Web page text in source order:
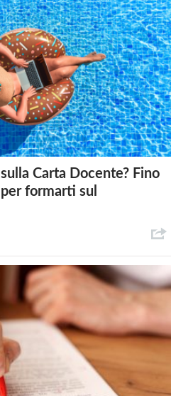
Carta Docente? Fino
formarti sul